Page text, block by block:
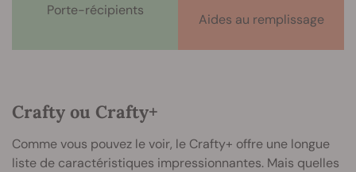
Porte-récipients
Aides au remplissage
Crafty ou Crafty+
Comme vous pouvez le voir, le Crafty+ offre une longue
liste de caractéristiques impressionnantes. Mais quelles